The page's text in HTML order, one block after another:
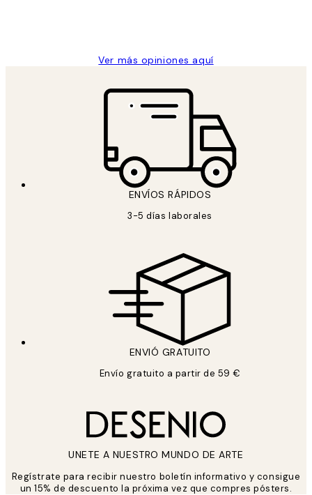
Ver más opiniones aquí
ENVÍOS RÁPIDOS
3-5 días laborales
ENVIÓ GRATUITO
Envío gratuito a partir de 59 €
UNETE A NUESTRO MUNDO DE ARTE
Regístrate para recibir nuestro boletín informativo y consigue
un 15% de descuento la próxima vez que compres pósters.